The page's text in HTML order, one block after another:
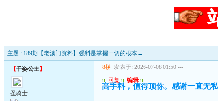
主题 : 189期【老澳门资料】强料是掌握一切的根本→
【千姿公主】
圣骑士
8楼 发表于: 2026-07-08 01:50 ---
u 回复 u 编辑 u
高手料，值得顶你。感谢一直无